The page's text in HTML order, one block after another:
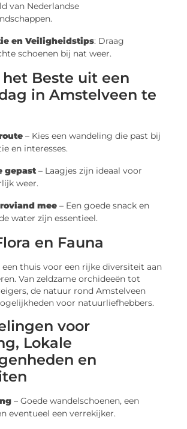
van Nederlandse
en Veiligheidstips: Draag
schoenen bij nat weer.
het Beste uit een
in Amstelveen te
– Kies een wandeling die past bij
en interesses.
gepast– Laagjes zijn ideaal voor
weer.
mee – Een goede snack en
water zijn essentieel.
en Fauna
een thuis voor een rijke diversiteit aan
Van zeldzame orchideeën tot
de natuur rond Amstelveen
voor natuurliefhebbers.
voor
Lokale
en
– Goede wandelschoenen, een
eventueel een verrekijker.